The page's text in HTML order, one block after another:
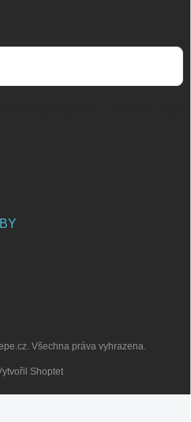
Shoptet
. Všechna práva vyhrazena.